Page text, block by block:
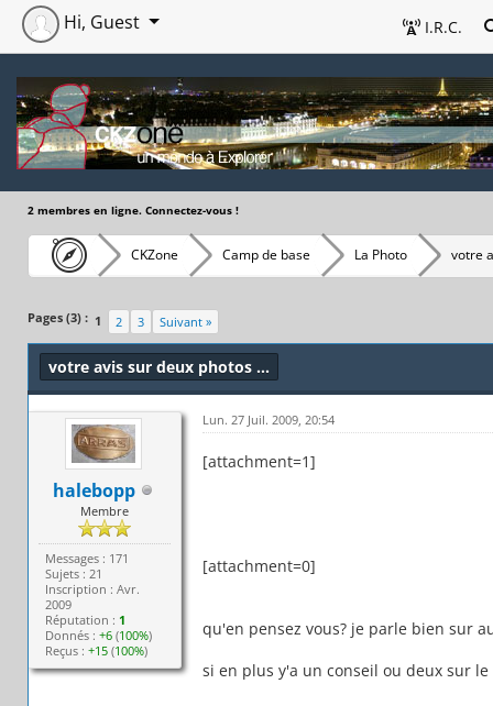
I.R.C.
Hi, Guest
2 membres en ligne. Connectez-vous !
CKZone Camp de base La Photo votre
Pages (3) : 1 2 3 Suivant »
votre avis sur deux photos ...
halebopp
Membre
Messages : 171
Sujets : 21
Inscription : Avr.
2009
Réputation : 1
Donnés :+6 (100%)
Reçus :+15 (100%)
Lun. 27 Juil. 2009, 20:54
[attachment=1]
[attachment=0]
qu'en pensez vous? je parle bien sur
si en plus y'a un conseil ou deux sur